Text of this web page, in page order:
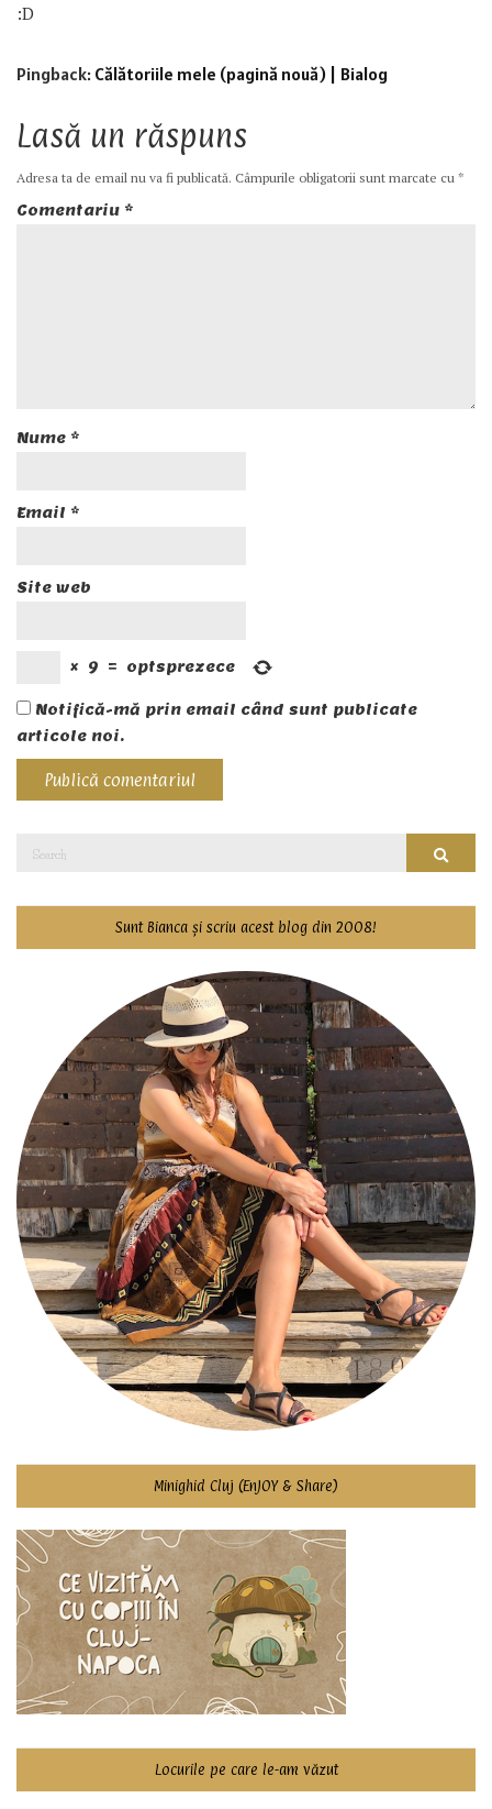
:D
Pingback: Călătoriile mele (pagină nouă) | Bialog
Lasă un răspuns
Adresa ta de email nu va fi publicată. Câmpurile obligatorii sunt marcate cu *
Comentariu *
Nume *
Email *
Site web
× 9 = optsprezece
Notifică-mă prin email când sunt publicate
articole noi.
Sunt Bianca și scriu acest blog din 2008!
Minighid Cluj (EnJOY & Share)
Locurile pe care le-am văzut